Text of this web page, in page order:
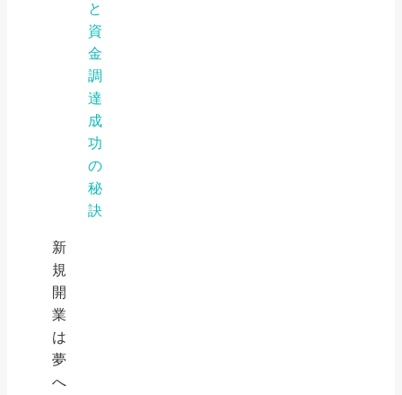
と
資
金
調
達
成
功
の
秘
訣
新
規
開
業
は
夢
へ